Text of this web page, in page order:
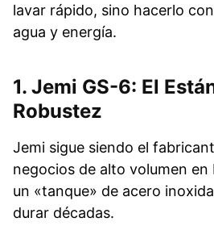
lavar rápido, sino hacerlo
agua y energía.
1. Jemi GS-6: El
Robustez
Jemi sigue siendo el
negocios de alto volumen en
un «tanque» de acero
durar décadas.